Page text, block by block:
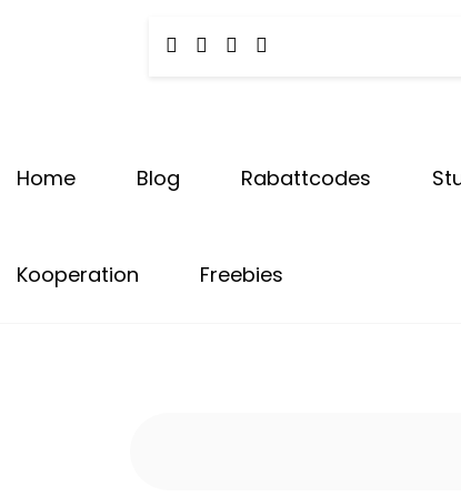
Home Blog Rabattcodes
Kooperation Freebies